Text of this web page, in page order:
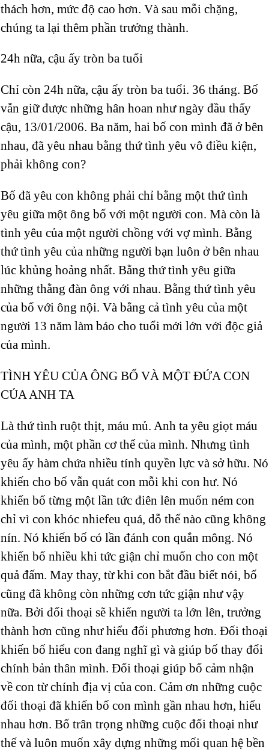
thách hơn, mức độ cao hơn. Và sau mỗi chặng,
chúng ta lại thêm phần trưởng thành.
24h nữa, cậu ấy tròn ba tuổi
Chỉ còn 24h nữa, cậu ấy tròn ba tuổi. 36 tháng. Bố
vẫn giữ được những hân hoan như ngày đầu thấy
cậu, 13/01/2006. Ba năm, hai bố con mình đã ở bên
nhau, đã yêu nhau bằng thứ tình yêu vô điều kiện,
phải không con?
Bố đã yêu con không phải chỉ bằng một thứ tình
yêu giữa một ông bố với một người con. Mà còn là
tình yêu của một người chồng với vợ mình. Bằng
thứ tình yêu của những người bạn luôn ở bên nhau
lúc khủng hoảng nhất. Bằng thứ tình yêu giữa
những thằng đàn ông với nhau. Bằng thứ tình yêu
của bố với ông nội. Và bằng cả tình yêu của một
người 13 năm làm báo cho tuổi mới lớn với độc giả
của mình.
TÌNH YÊU CỦA ÔNG BỐ VÀ MỘT ĐỨA CON
CỦA ANH TA
Là thứ tình ruột thịt, máu mủ. Anh ta yêu giọt máu
của mình, một phần cơ thể của mình. Nhưng tình
yêu ấy hàm chứa nhiều tính quyền lực và sở hữu. Nó
khiến cho bố vẫn quát con mỗi khi con hư. Nó
khiến bố từng một lần tức điên lên muốn ném con
chỉ vì con khóc nhiefeu quá, dỗ thế nào cũng không
nín. Nó khiến bố có lần đánh con quắn mông. Nó
khiến bố nhiều khi tức giận chỉ muốn cho con một
quả đấm. May thay, từ khi con bắt đầu biết nói, bố
cũng đã không còn những cơn tức giận như vậy
nữa. Bởi đối thoại sẽ khiến người ta lớn lên, trưởng
thành hơn cũng như hiểu đối phương hơn. Đối thoại
khiến bố hiểu con đang nghĩ gì và giúp bố thay đổi
chính bản thân mình. Đối thoại giúp bố cảm nhận
về con từ chính địa vị của con. Cảm ơn những cuộc
đối thoại đã khiến bố con mình gần nhau hơn, hiểu
nhau hơn. Bố trân trọng những cuộc đối thoại như
thế và luôn muốn xây dựng những mối quan hệ bền